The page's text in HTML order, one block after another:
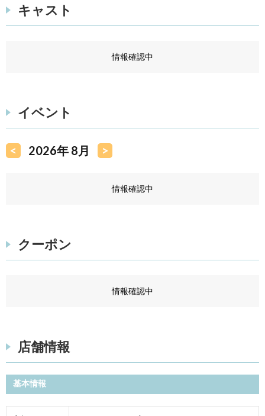
キャスト
情報確認中
イベント
< 2026年 8月 >
情報確認中
クーポン
情報確認中
店舗情報
基本情報